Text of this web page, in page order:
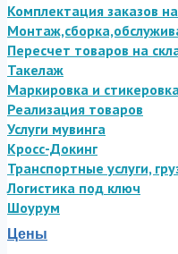
Комплектация заказов
Пересчет товаров на
Такелаж
Маркировка и
Реализация товаров
Услуги мувинга
Кросс-Докинг
Транспортные услуги,
Логистика под ключ
Шоурум
Цены